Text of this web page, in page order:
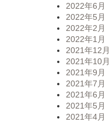
2022年6月
2022年5月
2022年2月
2022年1月
2021年12月
2021年10月
2021年9月
2021年7月
2021年6月
2021年5月
2021年4月